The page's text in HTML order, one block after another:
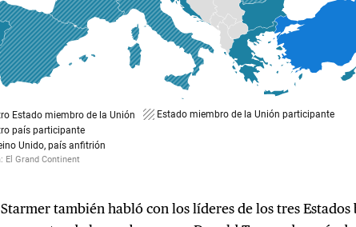
Starmer también habló con los líderes de los tres Estados